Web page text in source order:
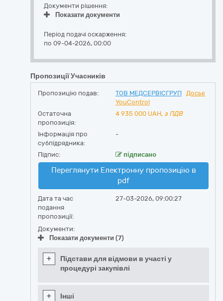
Документи рішення:
Показати документи
Період подачі оскарження:
по 09-04-2026, 00:00
Пропозиції Учасників
Пропозицію подав: ТОВ МЕДСЕРВІСГРУП
Досьє
YouControl
Остаточна
пропозиція:
4 935 000 UAH, з ПДВ
Інформація про
субпідрядника:
-
Підпис: підписано
Переглянути Електронну пропозицію в
pdf
Дата та час
подання
пропозиції:
27-03-2026, 09:00:27
Документи:
Показати документи (7)
+
Підстави для відмови в участі у
процедурі закупівлі
+ Інші